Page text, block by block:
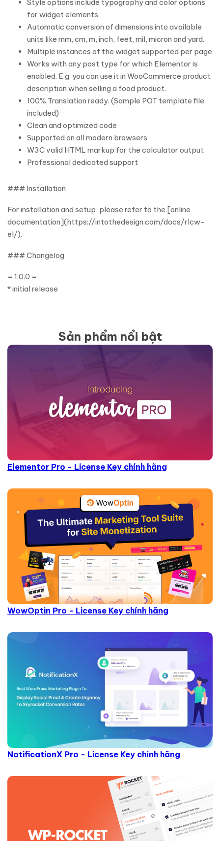
Style options include typography and color options
for widget elements
Automatic conversion of dimensions into available
units like mm, cm, m, inch, feet, mil, micron and yard.
Multiple instances of the widget supported per page
Works with any post type for which Elementor is
enabled. E.g. you can use it in WooCommerce product
description when selling a food product.
100% Translation ready. (Sample POT template file
included)
Clean and optimized code
Supported on all modern browsers
W3C valid HTML markup for the calculator output
Professional dedicated support
### Installation
For installation and setup, please refer to the [online
documentation](https://intothedesign.com/docs/rlcw-
el/).
### Changelog
= 1.0.0 =
* initial release
Sản phẩm nổi bật
Elementor Pro - License Key chính hãng
WowOptin Pro - License Key chính hãng
NotificationX Pro - License Key chính hãng